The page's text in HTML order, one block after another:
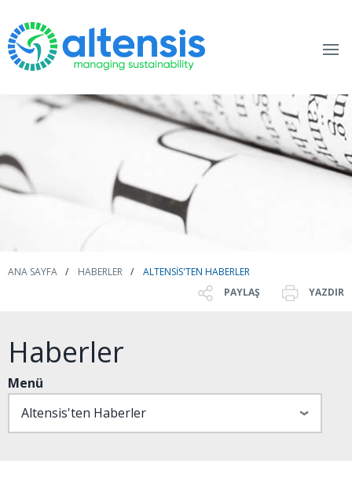
ANA SAYFA HABERLER
ALTENSIS'TEN HABERLER
PAYLAŞ
YAZDIR
Haberler
Menü